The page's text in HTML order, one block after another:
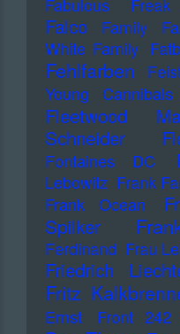
Fabulous
Falco Family
White Family
Fehlfarben
Young Cannibals
Fleetwood
Schneider
Fontaines DC
Lebowitz Frank
Frank Ocean
Spilker
Ferdinand Frau
Friedrich
Fritz
Ernst
Front 242